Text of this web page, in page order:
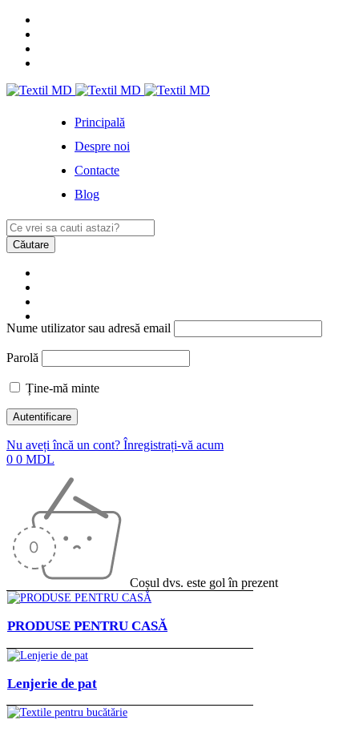
Principală
Despre noi
Contacte
Blog
Nume utilizator sau adresă email
Parolă
Ține-mă minte
Nu aveți încă un cont? Înregistrați-vă acum
0 0 MDL
Coșul dvs. este gol în prezent
PRODUSE PENTRU CASĂ
Lenjerie de pat